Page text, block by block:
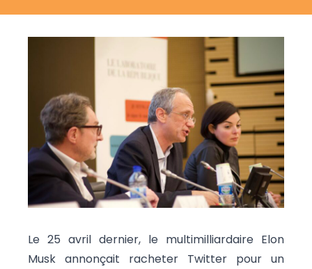
Le 25 avril dernier, le multimilliardaire Elon
Musk annonçait racheter Twitter pour un